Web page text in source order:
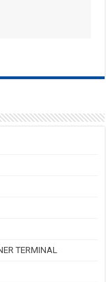
TERMINAL